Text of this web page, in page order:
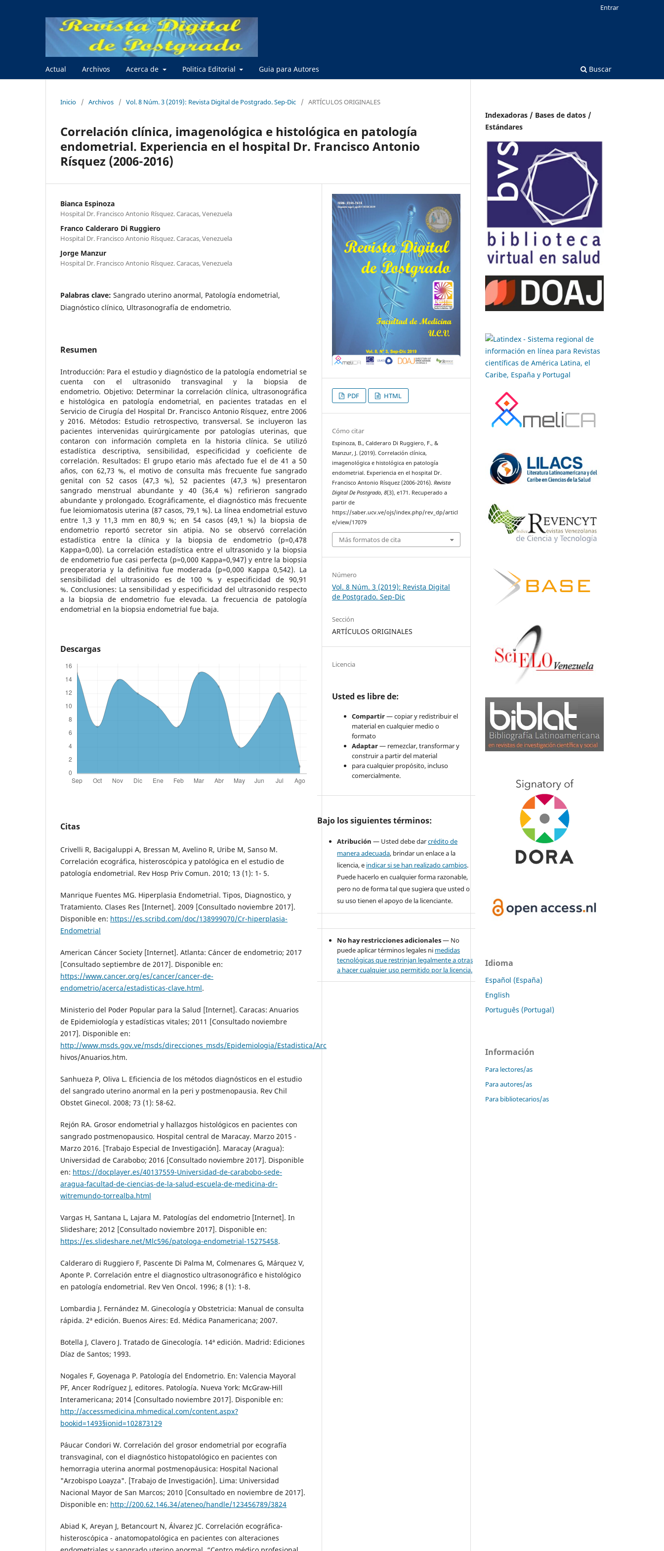
Actual Archivos Acerca de Politica Editorial Guia para Autores Buscar
Entrar
Inicio / Archivos / Vol. 8 Núm. 3 (2019): Revista Digital de Postgrado. Sep-Dic / ARTÍCULOS ORIGINALES
Correlación clínica, imagenológica e histológica en patología
endometrial. Experiencia en el hospital Dr. Francisco Antonio
Rísquez (2006-2016)
Bianca Espinoza
Hospital Dr. Francisco Antonio Rísquez. Caracas, Venezuela
Franco Calderaro Di Ruggiero
Hospital Dr. Francisco Antonio Rísquez. Caracas, Venezuela
Jorge Manzur
Hospital Dr. Francisco Antonio Rísquez. Caracas, Venezuela
Palabras clave: Sangrado uterino anormal, Patología endometrial,
Diagnóstico clínico, Ultrasonografía de endometrio.
Resumen
Introducción: Para el estudio y diagnóstico de la patología endometrial se
cuenta con el ultrasonido transvaginal y la biopsia de
endometrio. Objetivo: Determinar la correlación clínica, ultrasonográfica
e histológica en patología endometrial, en pacientes tratadas en el
Servicio de Cirugía del Hospital Dr. Francisco Antonio Rísquez, entre 2006
y 2016. Métodos: Estudio retrospectivo, transversal. Se incluyeron las
pacientes intervenidas quirúrgicamente por patologías uterinas, que
contaron con información completa en la historia clínica. Se utilizó
estadística descriptiva, sensibilidad, especificidad y coeficiente de
correlación. Resultados: El grupo etario más afectado fue el de 41 a 50
años, con 62,73 %, el motivo de consulta más frecuente fue sangrado
genital con 52 casos (47,3 %), 52 pacientes (47,3 %) presentaron
sangrado menstrual abundante y 40 (36,4 %) refirieron sangrado
abundante y prolongado. Ecográficamente, el diagnóstico más frecuente
fue leiomiomatosis uterina (87 casos, 79,1 %). La línea endometrial estuvo
entre 1,3 y 11,3 mm en 80,9 %; en 54 casos (49,1 %) la biopsia de
endometrio reportó secretor sin atipia. No se observó correlación
estadística entre la clínica y la biopsia de endometrio (p=0,478
Kappa=0,00). La correlación estadística entre el ultrasonido y la biopsia
de endometrio fue casi perfecta (p=0,000 Kappa=0,947) y entre la biopsia
preoperatoria y la definitiva fue moderada (p=0,000 Kappa 0,542). La
sensibilidad del ultrasonido es de 100 % y especificidad de 90,91
%. Conclusiones: La sensibilidad y especificidad del ultrasonido respecto
a la biopsia de endometrio fue elevada. La frecuencia de patología
endometrial en la biopsia endometrial fue baja.
Descargas
Citas
Crivelli R, Bacigaluppi A, Bressan M, Avelino R, Uribe M, Sanso M.
Correlación ecográfica, histeroscópica y patológica en el estudio de
patología endometrial. Rev Hosp Priv Comun. 2010; 13 (1): 1- 5.
Manrique Fuentes MG. Hiperplasia Endometrial. Tipos, Diagnostico, y
Tratamiento. Clases Res [Internet]. 2009 [Consultado noviembre 2017].
Disponible en: https://es.scribd.com/doc/138999070/Cr-hiperplasia-
Endometrial
American Cáncer Society [Internet]. Atlanta: Cáncer de endometrio; 2017
[Consultado septiembre de 2017]. Disponible en:
https://www.cancer.org/es/cancer/cancer-de-
endometrio/acerca/estadisticas-clave.html.
Ministerio del Poder Popular para la Salud [Internet]. Caracas: Anuarios
de Epidemiología y estadísticas vitales; 2011 [Consultado noviembre
2017]. Disponible en:
http://www.msds.gov.ve/msds/direcciones_msds/Epidemiologia/Estadistica/Arc
hivos/Anuarios.htm.
Sanhueza P, Oliva L. Eficiencia de los métodos diagnósticos en el estudio
del sangrado uterino anormal en la peri y postmenopausia. Rev Chil
Obstet Ginecol. 2008; 73 (1): 58-62.
Rejón RA. Grosor endometrial y hallazgos histológicos en pacientes con
sangrado postmenopausico. Hospital central de Maracay. Marzo 2015 -
Marzo 2016. [Trabajo Especial de Investigación]. Maracay (Aragua):
Universidad de Carabobo; 2016 [Consultado noviembre 2017]. Disponible
en: https://docplayer.es/40137559-Universidad-de-carabobo-sede-
aragua-facultad-de-ciencias-de-la-salud-escuela-de-medicina-dr-
witremundo-torrealba.html
Vargas H, Santana L, Lajara M. Patologías del endometrio [Internet]. In
Slideshare; 2012 [Consultado noviembre 2017]. Disponible en:
https://es.slideshare.net/Mlc596/patologa-endometrial-15275458.
Calderaro di Ruggiero F, Pascente Di Palma M, Colmenares G, Márquez V,
Aponte P. Correlación entre el diagnostico ultrasonográfico e histológico
en patología endometrial. Rev Ven Oncol. 1996; 8 (1): 1-8.
Lombardia J. Fernández M. Ginecología y Obstetricia: Manual de consulta
rápida. 2ª edición. Buenos Aires: Ed. Médica Panamericana; 2007.
Botella J, Clavero J. Tratado de Ginecología. 14ª edición. Madrid: Ediciones
Díaz de Santos; 1993.
Nogales F, Goyenaga P. Patología del Endometrio. En: Valencia Mayoral
PF, Ancer Rodríguez J, editores. Patología. Nueva York: McGraw-Hill
Interamericana; 2014 [Consultado noviembre 2017]. Disponible en:
http://accessmedicina.mhmedical.com/content.aspx?
bookid=1493§ionid=102873129
Páucar Condori W. Correlación del grosor endometrial por ecografía
transvaginal, con el diagnóstico histopatológico en pacientes con
hemorragia uterina anormal postmenopáusica: Hospital Nacional
"Arzobispo Loayza". [Trabajo de Investigación]. Lima: Universidad
Nacional Mayor de San Marcos; 2010 [Consultado en noviembre de 2017].
Disponible en: http://200.62.146.34/ateneo/handle/123456789/3824
Abiad K, Areyan J, Betancourt N, Álvarez JC. Correlación ecográfica-
histeroscópica - anatomopatológica en pacientes con alteraciones
PDF HTML
Cómo citar
Espinoza, B., Calderaro Di Ruggiero, F., &
Manzur, J. (2019). Correlación clínica,
imagenológica e histológica en patología
endometrial. Experiencia en el hospital Dr.
Francisco Antonio Rísquez (2006-2016).Revista
Digital De Postgrado,8(3), e171. Recuperado a
partir de
https://saber.ucv.ve/ojs/index.php/rev_dp/articl
e/view/17079
Más formatos de cita
Número
Vol. 8 Núm. 3 (2019): Revista Digital
de Postgrado. Sep-Dic
Sección
ARTÍCULOS ORIGINALES
Licencia
Usted es libre de:
Compartir— copiar y redistribuir el
material en cualquier medio o
formato
Adaptar— remezclar, transformar y
construir a partir del material
para cualquier propósito, incluso
comercialmente.
Bajo los siguientes términos:
Atribución — Usted debe darcrédito de
manera adecuada, brindar un enlace a la
licencia, e indicar si se han realizado cambios.
Puede hacerlo en cualquier forma razonable,
pero no de forma tal que sugiera que usted o
su uso tienen el apoyo de la licenciante.
No hay restricciones adicionales— No
puede aplicar términos legales ni medidas
tecnológicas que restrinjan legalmente a otras
a hacer cualquier uso permitido por la licencia.
Indexadoras / Bases de datos /
Estándares
Idioma
Español (España)
English
Português (Portugal)
Información
Para lectores/as
Para autores/as
Para bibliotecarios/as